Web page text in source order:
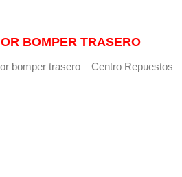
BOMPER TRASERO
bomper trasero – Centro Repuestos